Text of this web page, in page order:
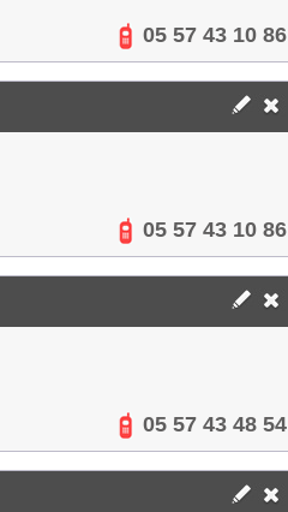
05 57 43 10 86
05 57 43 10 86
05 57 43 48 54